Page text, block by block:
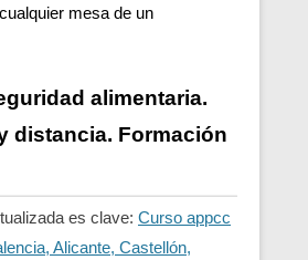
mesa de un
alimentaria.
distancia. Formación
es clave: Curso appcc
Alicante, Castellón,